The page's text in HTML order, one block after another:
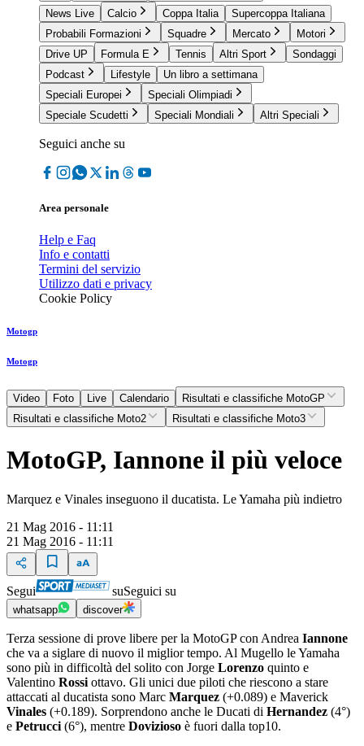
News Live
Calcio Coppa Italia
Supercoppa Italiana
Probabili Formazioni
Squadre Mercato
Motori
Drive UP
Formula E Tennis Altri Sport
Sondaggi
Podcast
Lifestyle
Un libro a settimana
Speciali Europei
Speciali Olimpiadi
Speciale Scudetti
Speciali Mondiali Altri Speciali
Seguici anche su
Area personale
Help e Faq
Info e contatti
Termini del servizio
Utilizzo dati e privacy
Cookie Policy
Motogp
Motogp
Video Foto Live Calendario
Risultati e classifiche MotoGP
Risultati e classifiche Moto2
Risultati e classifiche Moto3
MotoGP, Iannone il più veloce
Marquez e Vinales inseguono il ducatista. Le Yamaha più indietro
21 Mag 2016 - 11:11
21 Mag 2016 - 11:11
Segui suSeguici su
whatsapp discover
Terza sessione di prove libere per la MotoGP con Andrea Iannone
che va a siglare di nuovo il miglior tempo. Al Mugello le Yamaha
sono più in difficoltà del solito con Jorge Lorenzo quinto e
Valentino Rossi ottavo. Gli unici due piloti che riescono a stare
attaccati al ducatista sono Marc Marquez (+0.089) e Maverick
Vinales (+0.189). Sorprendono anche le Ducati di Hernandez (4°)
e Petrucci (6°), mentre Dovizioso è fuori dalla top10.